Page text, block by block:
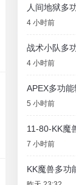
人间地狱多
4 小时前
战术小队多
4 小时前
APEX多功
5 小时前
11-80-KK魔
7 小时前
KK魔兽多